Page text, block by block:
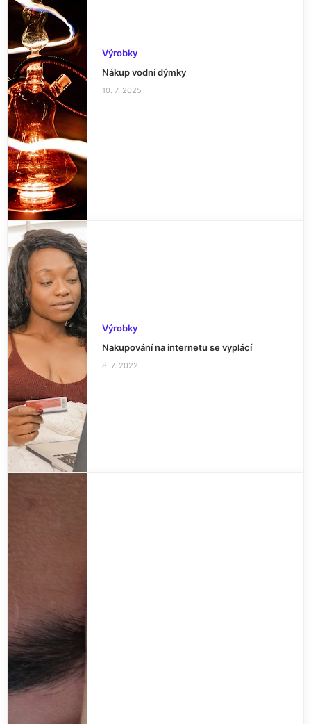
Výrobky
Nákup vodní dýmky
10. 7. 2025
Výrobky
Nakupování na internetu se vyplácí
8. 7. 2022